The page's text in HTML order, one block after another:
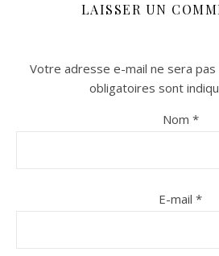
sur Instagram
sur Instagram
LAISSER UN
Votre adresse e-mail ne sera pas
obligatoires sont
Nom *
E-mail *